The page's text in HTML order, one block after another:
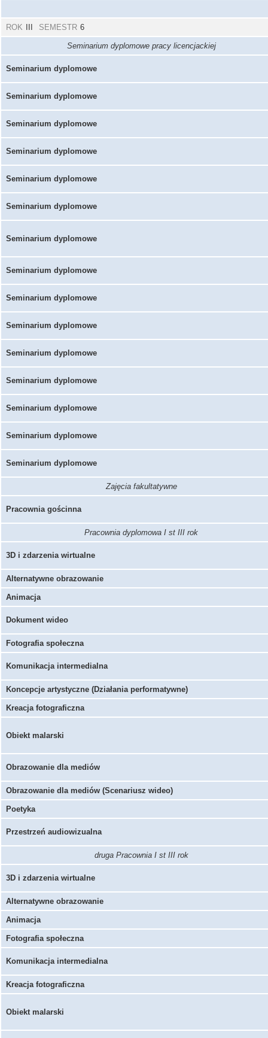
ROK SEMESTR 6
Seminarium dyplomowe pracy licencjackiej
Seminarium dyplomowe
Seminarium dyplomowe
Seminarium dyplomowe
Seminarium dyplomowe
Seminarium dyplomowe
Seminarium dyplomowe
Seminarium dyplomowe
Seminarium dyplomowe
Seminarium dyplomowe
Seminarium dyplomowe
Seminarium dyplomowe
Seminarium dyplomowe
Seminarium dyplomowe
Seminarium dyplomowe
Seminarium dyplomowe
Zajęcia fakultatywne
Pracownia gościnna
Pracownia dyplomowa I st III rok
3D i zdarzenia wirtualne
Alternatywne obrazowanie
Animacja
Dokument wideo
Fotografia społeczna
Komunikacja intermedialna
Koncepcje artystyczne (Działania performatywne)
Kreacja fotograficzna
Obiekt malarski
Obrazowanie dla mediów
Obrazowanie dla mediów (Scenariusz wideo)
Poetyka
Przestrzeń audiowizualna
druga Pracownia I st III rok
3D i zdarzenia wirtualne
Alternatywne obrazowanie
Animacja
Fotografia społeczna
Komunikacja intermedialna
Kreacja fotograficzna
Obiekt malarski